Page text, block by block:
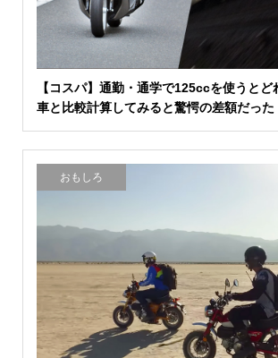
【コスパ】通勤・通学で125ccを使うとど
車と比較計算してみると驚愕の差額だった
おもしろ